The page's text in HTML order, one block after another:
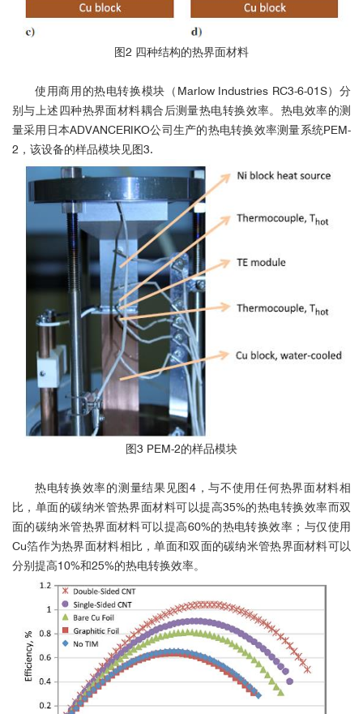
图2 四种结构的热界面材料
使用商用的热电转换模块（Marlow Industries RC3-6-01S）分
别与上述四种热界面材料耦合后测量热电转换效率。热电效率的测
量采用日本ADVANCERIKO公司生产的热电转换效率测量系统PEM-
2，该设备的样品模块见图3.
图3 PEM-2的样品模块
热电转换效率的测量结果见图4，与不使用任何热界面材料相
比，单面的碳纳米管热界面材料可以提高35%的热电转换效率而双
面的碳纳米管热界面材料可以提高60%的热电转换效率；与仅使用
Cu箔作为热界面材料相比，单面和双面的碳纳米管热界面材料可以
分别提高10%和25%的热电转换效率。